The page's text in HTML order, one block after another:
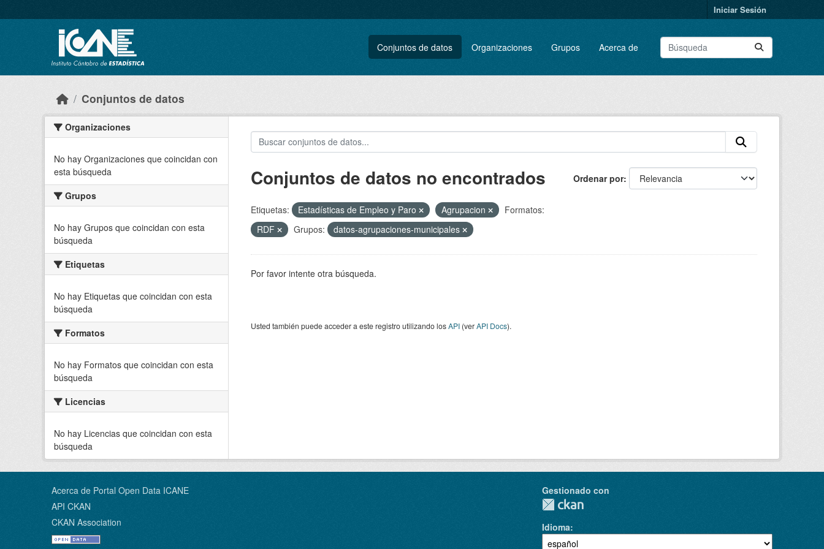
Iniciar Sesión
Conjuntos de datos Organizaciones Grupos Acerca de
Conjuntos de datos
Organizaciones
No hay Organizaciones que coincidan con
esta búsqueda
Grupos
No hay Grupos que coincidan con esta
búsqueda
Etiquetas
No hay Etiquetas que coincidan con esta
búsqueda
Formatos
No hay Formatos que coincidan con esta
búsqueda
Licencias
No hay Licencias que coincidan con esta
búsqueda
Ordenar por
Conjuntos de datos no encontrados
Etiquetas: Estadísticas de Empleo y Paro Agrupacion
Formatos:
RDF
Grupos: datos-agrupaciones-municipales
Por favor intente otra búsqueda.
Usted también puede acceder a este registro utilizando losAPI(verAPI Docs).
Acerca de Portal Open Data ICANE
API CKAN
CKAN Association
Gestionado con
Idioma